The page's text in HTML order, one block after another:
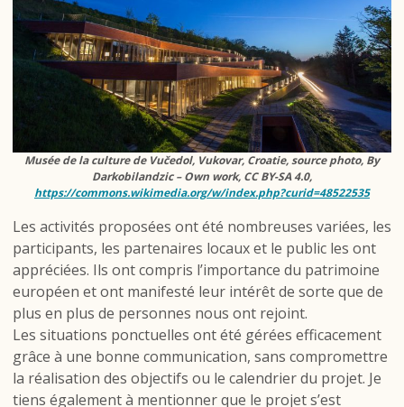
Musée de la culture de Vučedol, Vukovar, Croatie, source photo, By
Darkobilandzic – Own work, CC BY-SA 4.0,
https://commons.wikimedia.org/w/index.php?curid=48522535
Les activités proposées ont été nombreuses variées, les
participants, les partenaires locaux et le public les ont
appréciées. Ils ont compris l’importance du patrimoine
européen et ont manifesté leur intérêt de sorte que de
plus en plus de personnes nous ont rejoint.
Les situations ponctuelles ont été gérées efficacement
grâce à une bonne communication, sans compromettre
la réalisation des objectifs ou le calendrier du projet. Je
tiens également à mentionner que le projet s’est